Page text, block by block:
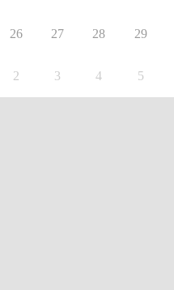
26 27 28 29
2 3 4 5